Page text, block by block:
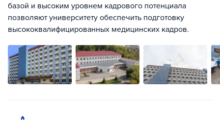
базой и высоким уровнем кадрового потенциала
позволяют университету обеспечить подготовку
высококвалифицированных медицинских кадров.